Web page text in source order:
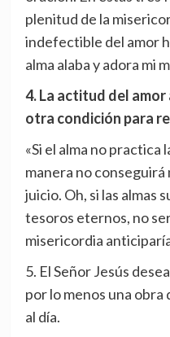
plenitud de la
indefectible del amor
alma alaba y adora mi
4. La actitud del
otra condición para
«Si el alma no practica
manera no conseguirá
juicio. Oh, si las almas
tesoros eternos, no
misericordia
5. El Señor Jesús
por lo menos una obra
al día.